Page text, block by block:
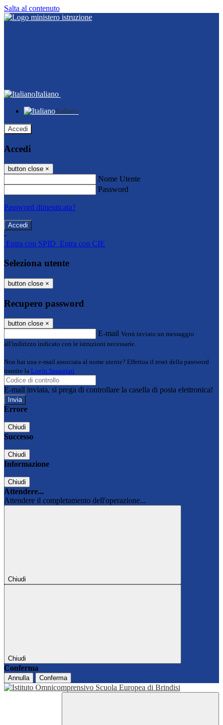
Salta al contenuto
Italiano
Italiano
Accedi
Accedi
button close ×
Nome Utente
Password
Password dimenticata?
-
Entra con SPID Entra con CIE
Seleziona utente
button close ×
Recupero password
button close ×
E-mail Verrà inviato un messaggio
all'indirizzo indicato con le istruzioni necessarie.
Non hai una e-mail associata al nome utente? Effettua il reset della password
tramite la Login Spaggiari
E-mail inviata, si prega di controllare la casella di posta elettronica!
Errore
Chiudi
Successo
Chiudi
Informazione
Chiudi
Attendere...
Attendere il completamento dell'operazione...
Chiudi
Chiudi
Conferma
Annulla Conferma